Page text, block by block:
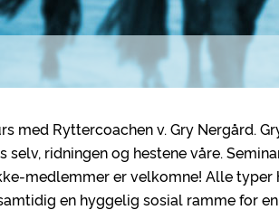
med Ryttercoachen v. Gry Nergård.
selv, ridningen og hestene våre.
medlemmer er velkomne! Alle typer
en hyggelig sosial ramme for